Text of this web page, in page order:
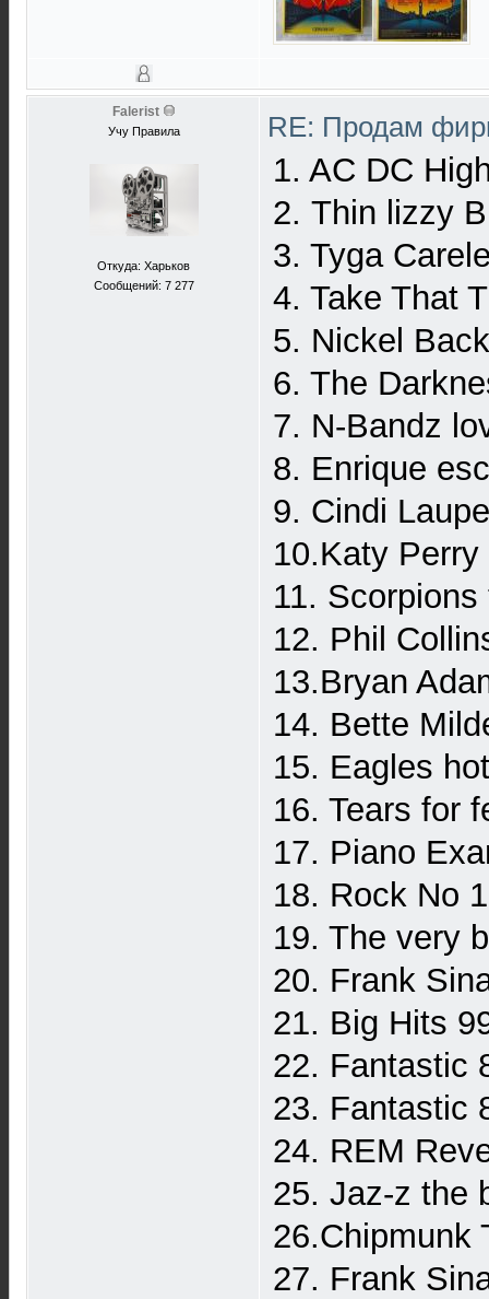
Falerist
Учу Правила
Откуда: Харьков
Сообщений: 7 277
RE: Продам
1. AC DC
2. Thin lizzy
3. Tyga
4. Take That
5. Nickel
6. The
7. N-Bandz
8. Enrique
9. Cindi
10.Katy
11.
12. Phil
13.Bryan
14. Bette
15. Eagles
16. Tears for
17. Piano
18. Rock No
19. The very
20. Frank
21. Big Hits
22. Fantastic
23. Fantastic
24. REM
25. Jaz-z the
26.Chipmunk
27. Frank